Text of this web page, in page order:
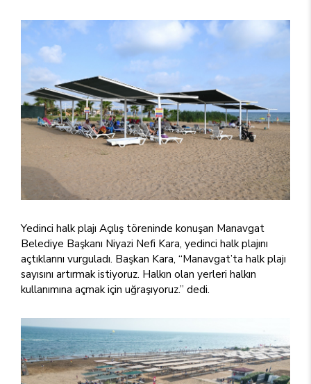
Yedinci halk plajı Açılış töreninde konuşan Manavgat
Belediye Başkanı Niyazi Nefi Kara, yedinci halk plajını
açtıklarını vurguladı. Başkan Kara, “Manavgat’ta halk plajı
sayısını artırmak istiyoruz. Halkın olan yerleri halkın
kullanımına açmak için uğraşıyoruz.” dedi.